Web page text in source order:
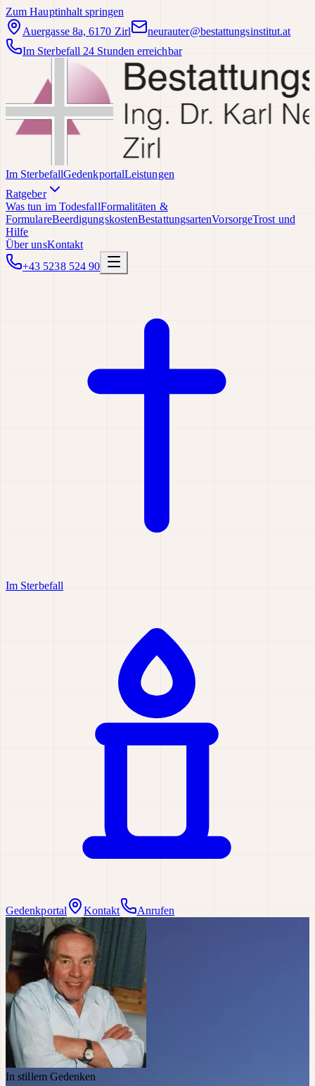
Zum Hauptinhalt springen
Auergasse 8a, 6170 Zirl
neurauter@bestattungsinstitut.at
Im Sterbefall 24 Stunden erreichbar
Im SterbefallGedenkportalLeistungen
Ratgeber
Was tun im TodesfallFormalitäten &
FormulareBeerdigungskostenBestattungsartenVorsorgeTrost und
Hilfe
Über unsKontakt
+43 5238 524 90
Im Sterbefall
Gedenkportal Kontakt Anrufen
In stillem Gedenken